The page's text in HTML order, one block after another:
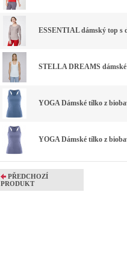
ESSENTIAL dámský top s
STELLA DREAMS
YOGA Dámské tílko z
YOGA Dámské tílko z
PŘEDCHOZÍ
PRODUKT